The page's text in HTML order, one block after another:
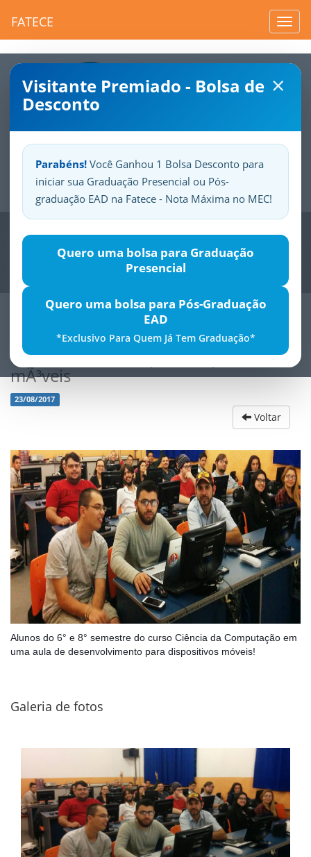
FATECE
×
Visitante Premiado - Bolsa de
Desconto
Parabéns! Você Ganhou 1 Bolsa Desconto para
iniciar sua Graduação Presencial ou Pós-
graduação EAD na Fatece - Nota Máxima no MEC!
Quero uma bolsa para Graduação
Presencial
Quero uma bolsa para Pós-Graduação
EAD
*Exclusivo Para Quem Já Tem Graduação*
SuaFatece.Seuorgulho.
Previous
Desenvolvimento para dispositivos
mÃ³veis
23/08/2017
Voltar
Alunos do 6° e 8° semestre do curso Ciência da Computação em
uma aula de desenvolvimento para dispositivos móveis!
Galeria de fotos